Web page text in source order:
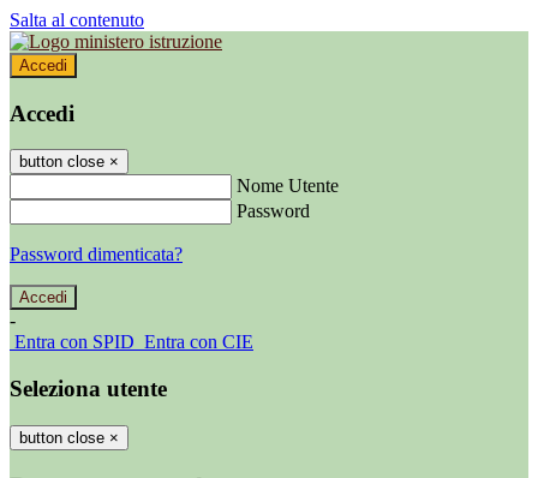
Salta al contenuto
Accedi
Accedi
button close ×
Nome Utente
Password
Password dimenticata?
-
Entra con SPID Entra con CIE
Seleziona utente
button close ×